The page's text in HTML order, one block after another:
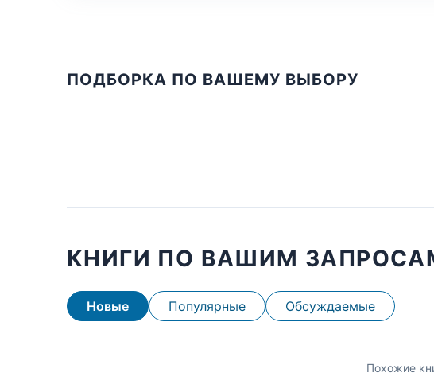
ПОДБОРКА ПО ВАШЕМУ ВЫБОРУ
КНИГИ ПО ВАШИМ
Новые Популярные Обсуждаемые
Похожие